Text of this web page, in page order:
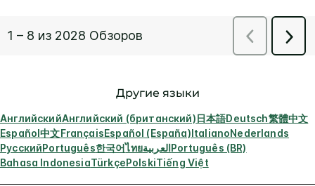
Другие языки
АнглийскийАнглийский (британский)日本語Deutsch繁體中文
Español中文FrançaisEspañol (España)ItalianoNederlands
РусскийPortuguês한국어ไทยالعربيةPortuguês (BR)
Bahasa IndonesiaTürkçePolskiTiếng Việt